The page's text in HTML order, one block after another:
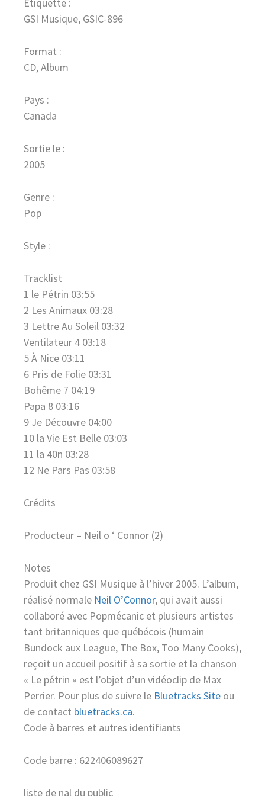
GSI Musique, GSIC-896
Format :
CD, Album
Pays :
Canada
Sortie le :
2005
Genre :
Pop
Style :
Tracklist
1 le Pétrin 03:55
2 Les Animaux 03:28
3 Lettre Au Soleil 03:32
Ventilateur 4 03:18
5 À Nice 03:11
6 Pris de Folie 03:31
Bohême 7 04:19
Papa 8 03:16
9 Je Découvre 04:00
10 la Vie Est Belle 03:03
11 la 40n 03:28
12 Ne Pars Pas 03:58
Crédits
Producteur – Neil o ‘ Connor (2)
Notes
Produit chez GSI Musique à l’hiver 2005. L’album,
réalisé normale Neil O’Connor, qui avait aussi
collaboré avec Popmécanic et plusieurs artistes
tant britanniques que québécois (humain
Bundock aux League, The Box, Too Many Cooks),
reçoit un accueil positif à sa sortie et la chanson
« Le pétrin » est l’objet d’un vidéoclip de Max
Perrier. Pour plus de suivre le Bluetracks Site ou
de contact bluetracks.ca.
Code à barres et autres identifiants
Code barre : 622406089627
liste de nal du public